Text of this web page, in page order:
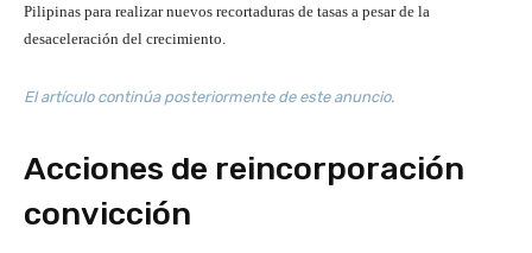
Pilipinas para realizar nuevos recortaduras de tasas a pesar de la
desaceleración del crecimiento.
El artículo continúa posteriormente de este anuncio.
Acciones de reincorporación
convicción